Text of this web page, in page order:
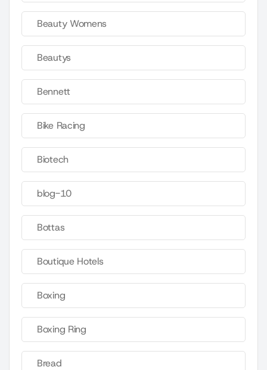
Beauty Womens
Beautys
Bennett
Bike Racing
Biotech
blog-10
Bottas
Boutique Hotels
Boxing
Boxing Ring
Bread